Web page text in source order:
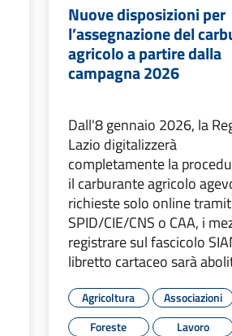
Nuove disposizioni per
l’assegnazione del
agricolo a partire dalla
campagna 2026
Dall'8 gennaio 2026, la
Lazio digitalizzerà
completamente la
il carburante agricolo
richieste solo online
SPID/CIE/CNS o CAA, i
registrare sul fascicolo
libretto cartaceo sarà
Agricoltura
Associazioni
Foreste
Lavoro